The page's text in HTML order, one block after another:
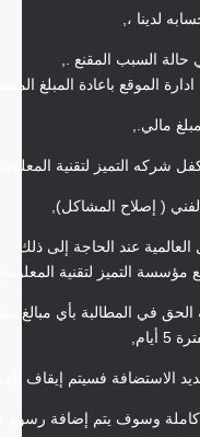
لدينا ،,
حالة السبب المقنع .,
الموقع باعادة المبلغ
مالي.,
شركه التميز لتقنية
( إصلاح المشاكل),
عند الحاجة إلى ذلك.
التميز لتقنية
في المطالبة بأي مبالغ
الاستضافة فسيتم إيقاف
وسوف يتم إضافة رسوم قدرها 50